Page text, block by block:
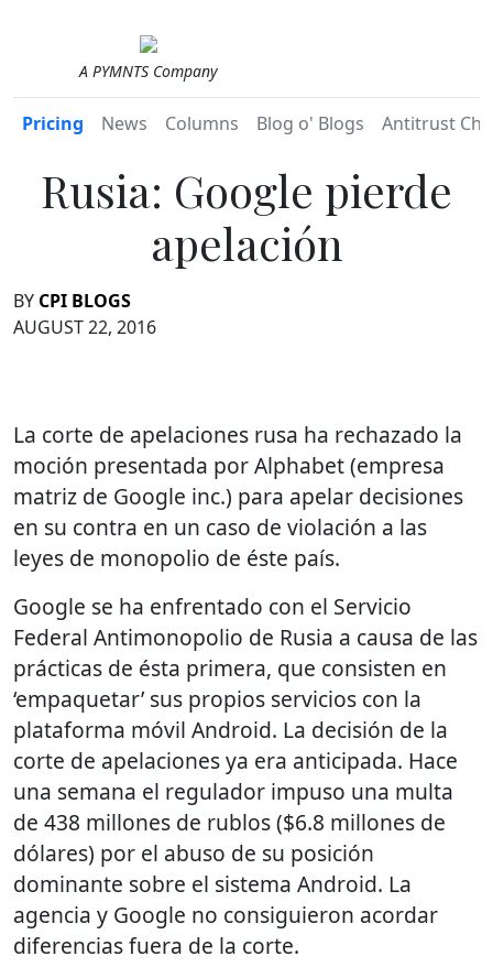
A PYMNTS Company
Pricing News Columns Blog o' Blogs Antitrust
Rusia: Google pierde
apelación
BY CPI BLOGS
AUGUST 22, 2016
La corte de apelaciones rusa ha rechazado la
moción presentada por Alphabet (empresa
matriz de Google inc.) para apelar decisiones
en su contra en un caso de violación a las
leyes de monopolio de éste país.
Google se ha enfrentado con el Servicio
Federal Antimonopolio de Rusia a causa de las
prácticas de ésta primera, que consisten en
‘empaquetar’ sus propios servicios con la
plataforma móvil Android. La decisión de la
corte de apelaciones ya era anticipada. Hace
una semana el regulador impuso una multa
de 438 millones de rublos ($6.8 millones de
dólares) por el abuso de su posición
dominante sobre el sistema Android. La
agencia y Google no consiguieron acordar
diferencias fuera de la corte.